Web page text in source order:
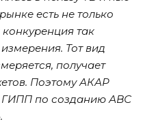
есть не только
так
Тот вид
получает
Поэтому АКАР
ГИПП по созданию АВС